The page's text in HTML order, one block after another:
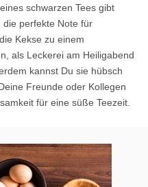
schwarzen Tees gibt
die perfekte Note für
Kekse zu einem
als Leckerei am Heiligabend
kannst Du sie hübsch
Freunde oder Kollegen
für eine süße Teezeit.